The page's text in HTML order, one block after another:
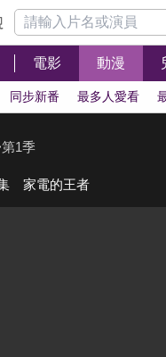
電影 動漫
同步新番 最多人愛看
第1季
家電的王者